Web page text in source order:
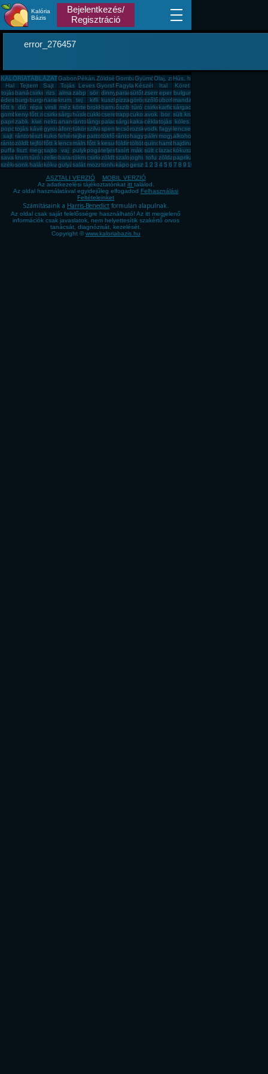
Kalória
Bázis
Bejelentkezés/
Regisztráció
error_276457
KALÓRIATÁBLÁZATGabona, mag, örlemény
Pékáru, édesség, sütemény, rágcsa, tészta
Zöldség, fűszer
GombaGyümölcsOlaj, zsíradékHús, húskészítmény
Hal
TejtermékSajt Tojás Leves Gyorsfagyasztott, dobozos, konzerv étel
Fagylalt, jégkrém
Készétel Ital
Köret
tojás banáncsirkemell
rizs alma zabpehely
sör dinnyeparadicsom
sütőtökzsemleeper bulgur
édesburgonya
burgonyaburgonyanarancskrumplitej kifli kuszkusz
pizzagörögdinnye
szőlőuborkamandarin
főtt tojás
dió répa virsli méz körte brokkolibarnarizsőszibarack
túró csirkecomb
karfiolsárgadinnye
gombakenyérfőtt rizscsirkemájsárgarépa
húslevescukkinicseresznyetrappista sajt
cukoravokádó
bor sült krumpli
paprikazabkása
kiwi nektarinananászrántott hús
lángospalacsintasárgabarack
kakaós csiga
céklatojásfehérje
köles
popcorntojásrántotta
kávégyrosáfonyatükörtojás
szilvaspenótlecsórozskenyér
vodkafagyi lencse
sajt rántott csirkemell
tésztakukoricafehér kenyér
tejbegrízpattogatott kukorica
tökfőzelék
rántottahagymapálinkamogyoróalkohol
rántott sajt
zöldbabtejfölfőtt kukorica
lencsefőzelék
málnafőtt krumpli
kesudióföldimogyoró
töltött káposzta
quinoahamburger
hajdina
puffasztott rizs
liszt meggysajtos pogácsa
vaj pulykamell
pogácsateljes kiőrlésû kenyér
fasírt mák sült csirkecomb
lazackókuszzsír
savanyú káposzta
krumplipüré
túró rudizellerbaracktökmagcsirkemell sonka
zöldbabfőzelék
szalonnajoghurttofu zöldalmapaprikás krumpli
székelykáposzta
sonkahalászlékókuszreszelék
gulyásleves
salátamozzarella
tonhalkáposztagesztenye
1 2 3 4 5 6 7 8 9 10
ASZTALI VERZIÓ
MOBIL VERZIÓ
Az adatkezelési tájékoztatónkat itt találod.
Az oldal használatával egyidejűleg elfogadod Felhasználási
Feltételeinket
Számításaink a Harris-Benedict formulán alapulnak.
Az oldal csak saját felelősségre használható! Az itt megjelenő
információk csak javaslatok, nem helyettesítik szakértő orvos
tanácsát, diagnózisát, kezelését.
Copyright © www.kaloriabazis.hu